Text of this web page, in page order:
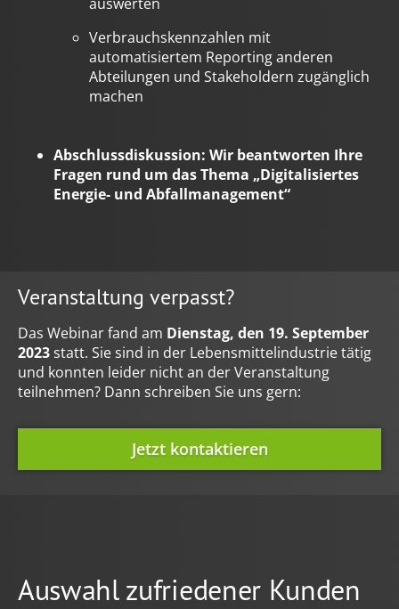
Verbrauchskennzahlen mit
automatisiertem Reporting anderen
Abteilungen und Stakeholdern zugänglich
machen
Abschlussdiskussion: Wir beantworten Ihre
Fragen rund um das Thema „Digitalisiertes
Energie- und Abfallmanagement“
Veranstaltung verpasst?
Das Webinar fand am Dienstag, den 19. September
2023statt. Sie sind in der Lebensmittelindustrie tätig
und konnten leider nicht an der Veranstaltung
teilnehmen? Dann schreiben Sie uns gern:
Jetzt kontaktieren
Auswahl zufriedener Kunden